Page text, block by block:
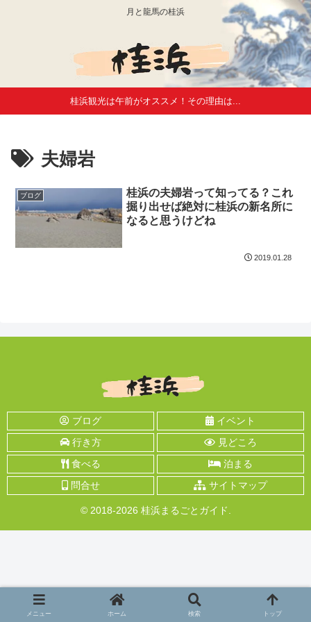
月と龍馬の桂浜
桂浜観光は午前がオススメ！その理由は...
夫婦岩
ブログ
桂浜の夫婦岩って知ってる？これ
掘り出せば絶対に桂浜の新名所に
なると思うけどね
2019.01.28
ブログ
イベント
行き方
見どころ
食べる
泊まる
問合せ
サイトマップ
© 2018-2026 桂浜まるごとガイド.
メニュー ホーム 検索 トップ